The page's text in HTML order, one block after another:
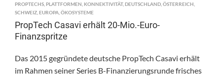
PROPTECHS PLATTFORMEN KONNEKTIVITÄT, DEUTSCHLAND ÖSTERREICH
SCHWEIZ EUROPA ÖKOSYSTEME
PropTech Casavi erhält 20-Mio.-Euro-
Finanzspritze
Das 2015 gegründete deutsche PropTech Casavi erhält
im Rahmen seiner Series B-Finanzierungsrunde frisches